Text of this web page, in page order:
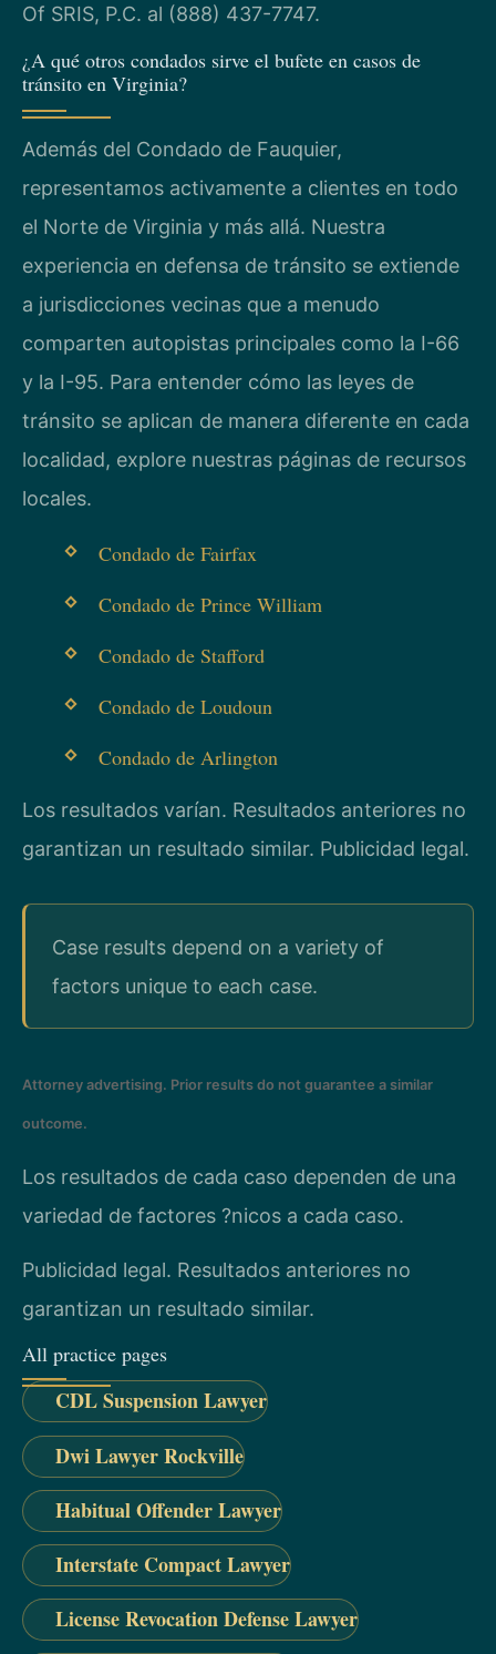
Of SRIS, P.C. al (888) 437-7747.
¿A qué otros condados sirve el bufete en casos de
tránsito en Virginia?
Además del Condado de Fauquier,
representamos activamente a clientes en todo
el Norte de Virginia y más allá. Nuestra
experiencia en defensa de tránsito se extiende
a jurisdicciones vecinas que a menudo
comparten autopistas principales como la I-66
y la I-95. Para entender cómo las leyes de
tránsito se aplican de manera diferente en cada
localidad, explore nuestras páginas de recursos
locales.
Condado de Fairfax
Condado de Prince William
Condado de Stafford
Condado de Loudoun
Condado de Arlington
Los resultados varían. Resultados anteriores no
garantizan un resultado similar. Publicidad legal.
Case results depend on a variety of
factors unique to each case.
Attorney advertising. Prior results do not guarantee a similar
outcome.
Los resultados de cada caso dependen de una
variedad de factores ?nicos a cada caso.
Publicidad legal. Resultados anteriores no
garantizan un resultado similar.
All practice pages
CDL Suspension Lawyer
Dwi Lawyer Rockville
Habitual Offender Lawyer
Interstate Compact Lawyer
License Revocation Defense Lawyer